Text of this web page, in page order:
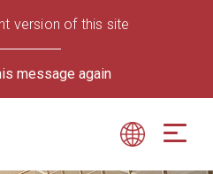
version of this site
message again